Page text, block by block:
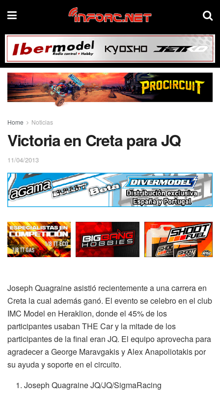
Home Noticias
Victoria en Creta para JQ
11/04/2013
Joseph Quagraine asistió recientemente a una carrera en
Creta la cual además ganó. El evento se celebro en el club
IMC Model en Heraklion, donde el 45% de los
participantes usaban THE Car y la mitade de los
participantes de la final eran JQ. El equipo aprovecha para
agradecer a George Maravgakis y Alex Anapoliotakis por
su ayuda y soporte en el circuito.
Joseph Quagraine JQ/JQ/SigmaRacing